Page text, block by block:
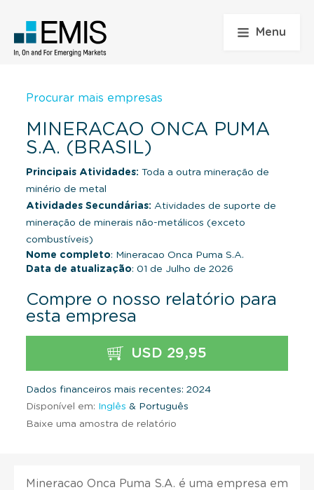
Menu
Procurar mais empresas
MINERACAO ONCA PUMA
S.A. (BRASIL)
Principais Atividades: Toda a outra mineração de
minério de metal
Atividades Secundárias: Atividades de suporte de
mineração de minerais não-metálicos (exceto
combustíveis)
Nome completo: Mineracao Onca Puma S.A.
Data de atualização: 01 de Julho de 2026
Compre o nosso relatório para
esta empresa
USD 29,95
Dados financeiros mais recentes: 2024
Disponível em: Inglês & Português
Baixe uma amostra de relatório
Mineracao Onca Puma S.A. é uma empresa em